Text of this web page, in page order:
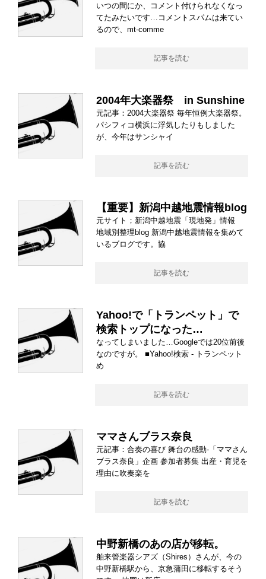
いつの間にか、コメント付けられなくなっ
てたみたいです…コメントスパムは来てい
るので、mt-comme
記事を読む
2004年大楽器祭 in Sunshine
元記事：2004大楽器祭 毎年恒例大楽器祭。
パシフィコ横浜に浮気したりもしました
が、今年はサンシャイ
記事を読む
【重要】新潟中越地震情報blog
元サイト；新潟中越地震「現地発」情報
地域別整理blog 新潟中越地震情報を集めて
いるブログです。協
記事を読む
Yahoo!で「トランペット」で
検索トップになった…
なってしまいました…Googleでは20位前後
なのですが。 ■Yahoo!検索 - トランペット
め
記事を読む
ママさんブラス奈良
元記事：合奏の喜び 舞台の感動-「ママさん
ブラス奈良」企画 参加者募集 出産・育児を
理由に吹奏楽を
記事を読む
中野新橋のあの店が移転。
舶来管楽器シアズ（Shires）さんが、今の
中野新橋駅から、京急蒲田に移転するそう